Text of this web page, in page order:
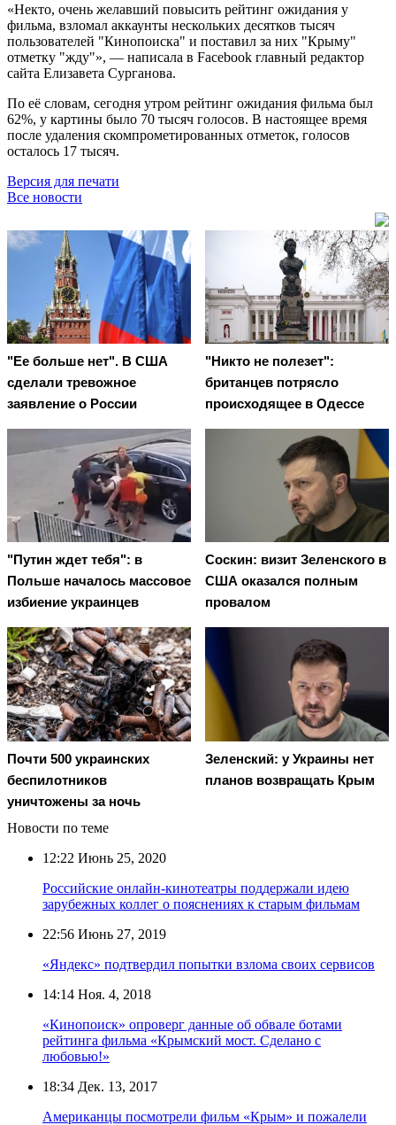
«Некто, очень желавший повысить рейтинг ожидания у
фильма, взломал аккаунты нескольких десятков тысяч
пользователей "Кинопоиска" и поставил за них "Крыму"
отметку "жду"», — написала в Facebook главный редактор
сайта Елизавета Сурганова.
По её словам, сегодня утром рейтинг ожидания фильма был
62%, у картины было 70 тысяч голосов. В настоящее время
после удаления скомпрометированных отметок, голосов
осталось 17 тысяч.
Версия для печати
Все новости
"Ее больше нет". В США
сделали тревожное
заявление о России
"Никто не полезет":
британцев потрясло
происходящее в Одессе
"Путин ждет тебя": в
Польше началось массовое
избиение украинцев
Соскин: визит Зеленского в
США оказался полным
провалом
Почти 500 украинских
беспилотников
уничтожены за ночь
Зеленский: у Украины нет
планов возвращать Крым
Новости по теме
12:22 Июнь 25, 2020
Российские онлайн-кинотеатры поддержали идею
зарубежных коллег о пояснениях к старым фильмам
22:56 Июнь 27, 2019
«Яндекс» подтвердил попытки взлома своих сервисов
14:14 Ноя. 4, 2018
«Кинопоиск» опроверг данные об обвале ботами
рейтинга фильма «Крымский мост. Сделано с
любовью!»
18:34 Дек. 13, 2017
Американцы посмотрели фильм «Крым» и пожалели